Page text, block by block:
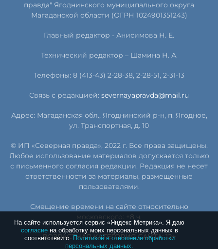
На сайте используется сервис «Яндекс Метрика». Я даю
согласиена обработку моих персональных данных в
соответствии с Политикой в отношении обработки
персональных данных.
правда" Ягоднинского муниципального округа
Магаданской области (ОГРН 1024901351243)
Главный редактор - Анисимова Н. Е.
Технический редактор – Шамина Н. А.
Телефоны: 8 (413-43) 2-28-38, 2-28-51, 2-31-13
Связь с редакцией: severnayapravda@mail.ru
Адрес: Магаданская обл., Ягоднинский р-н, п. Ягодное,
ул. Транспортная, д. 10
© ИП «Северная правда», 2022 г. Все права защищены.
Любое использование материалов допускается только
с письменного согласия редакции. Редакция не несет
ответственности за материалы, размещенные
пользователями.
Смещение времени на сайте относительно
московского: +8 ч.
ВОЗРАСТНАЯ КАТЕГОРИЯ САЙТА: 12+